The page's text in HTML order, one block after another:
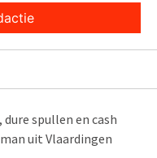
dure spullen en cash
uit Vlaardingen